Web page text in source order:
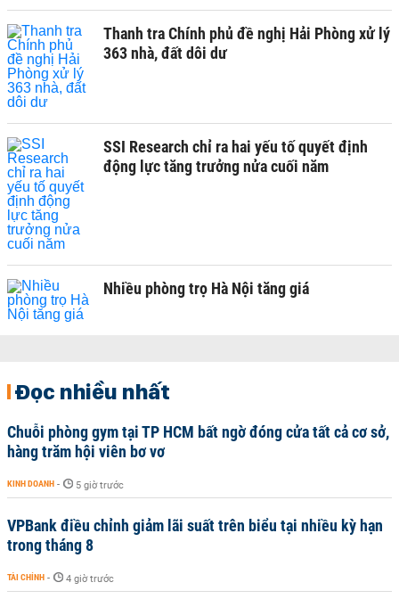
Thanh tra Chính phủ đề nghị Hải Phòng xử lý
363 nhà, đất dôi dư
SSI Research chỉ ra hai yếu tố quyết định
động lực tăng trưởng nửa cuối năm
Nhiều phòng trọ Hà Nội tăng giá
Đọc nhiều nhất
Chuỗi phòng gym tại TP HCM bất ngờ đóng cửa tất cả cơ sở,
hàng trăm hội viên bơ vơ
KINH DOANH - 5 giờ trước
VPBank điều chỉnh giảm lãi suất trên biểu tại nhiều kỳ hạn
trong tháng 8
TÀI CHÍNH - 4 giờ trước